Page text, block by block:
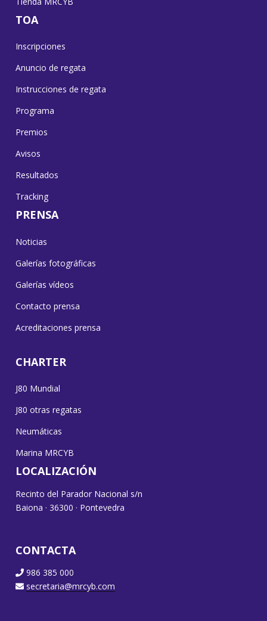
TOA
Inscripciones
Anuncio de regata
Instrucciones de regata
Programa
Premios
Avisos
Resultados
Tracking
PRENSA
Noticias
Galerías fotográficas
Galerías vídeos
Contacto prensa
Acreditaciones prensa
CHARTER
J80 Mundial
J80 otras regatas
Neumáticas
Marina MRCYB
LOCALIZACIÓN
Recinto del Parador Nacional s/n
Baiona · 36300 · Pontevedra
CONTACTA
986 385 000
secretaria@mrcyb.com